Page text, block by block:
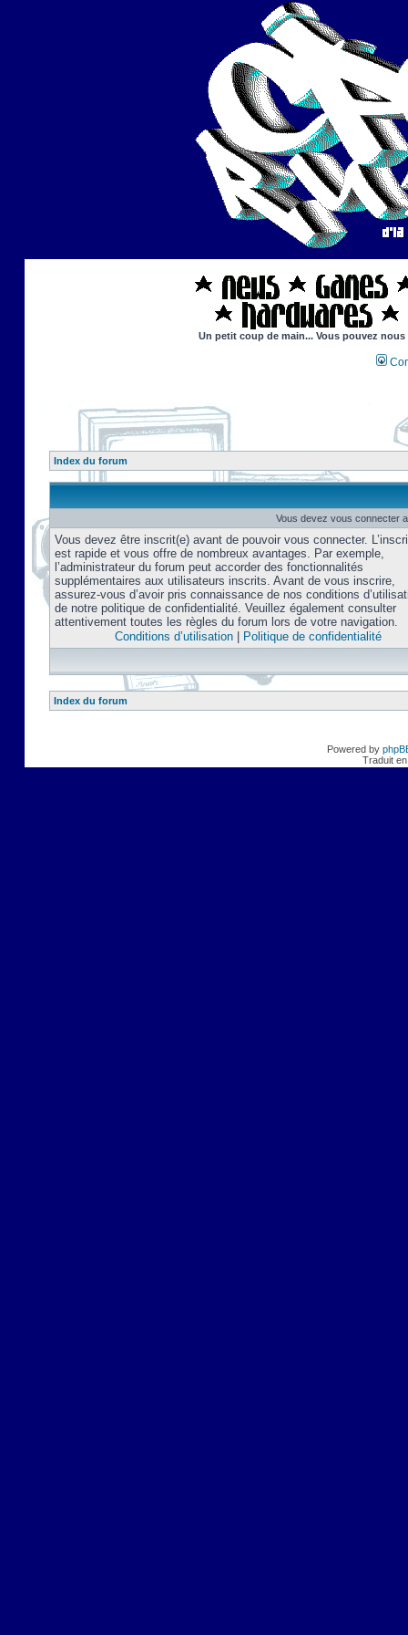
Un petit coup de main... Vous pouvez
Index du forum
Vous devez vous connecter
Vous devez être inscrit(e) avant de pouvoir vous connecter.
est rapide et vous offre de nombreux avantages. Par exemple,
l’administrateur du forum peut accorder des fonctionnalités
supplémentaires aux utilisateurs inscrits. Avant de vous inscrire,
assurez-vous d’avoir pris connaissance de nos conditions
de notre politique de confidentialité. Veuillez également consulter
attentivement toutes les règles du forum lors de votre navigation.
Conditions d’utilisation| Politique de confidentialité
Index du forum
Powered by
Traduit